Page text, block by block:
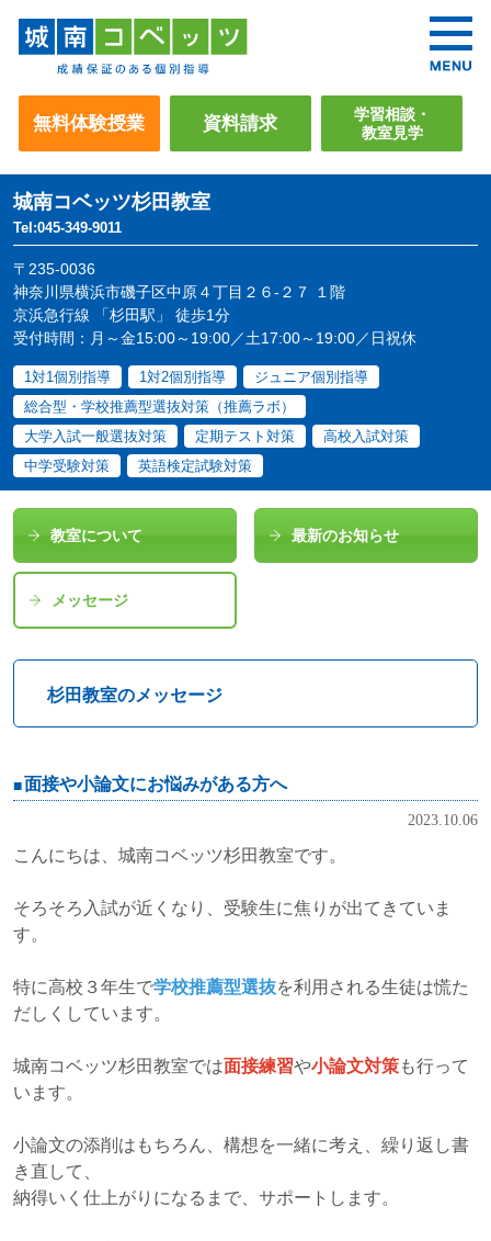
無料体験授業 資料請求
学習相談・
教室見学
城南コベッツ杉田教室
Tel:045-349-9011
〒235-0036
神奈川県横浜市磯子区中原４丁目２６-２７ １階
京浜急行線 「杉田駅」 徒歩1分
受付時間：月～金15:00～19:00／土17:00～19:00／日祝休
1対1個別指導 1対2個別指導
ジュニア個別指導
総合型・学校推薦型選抜対策（推薦ラボ）
大学入試一般選抜対策
定期テスト対策
高校入試対策
中学受験対策
英語検定試験対策
教室について 最新のお知らせ
メッセージ
杉田教室のメッセージ
面接や小論文にお悩みがある方へ
2023.10.06
こんにちは、 城南コベッツ杉田教室です。
そろそろ入試が近くなり、受験生に焦りが出てきていま
す。
特に高校３年生で学校推薦型選抜を利用される生徒は慌た
だしくしています。
城南コベッツ杉田教室では面接練習や小論文対策も行って
います。
小論文の添削はもちろん、構想を一緒に考え、繰り返し書
き直して、
納得いく仕上がりになるまで、サポートします。